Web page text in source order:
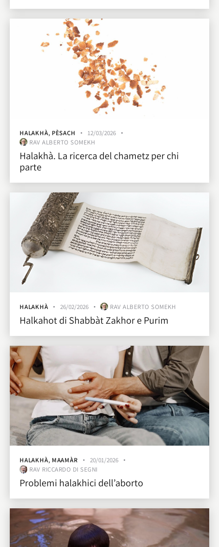
HALAKHÀ, PÈSACH
12/03/2026
RAV ALBERTO SOMEKH
Halakhà. La ricerca del chametz per chi
parte
HALAKHÀ 26/02/2026 RAV ALBERTO SOMEKH
Halkahot di Shabbàt Zakhor e Purim
HALAKHÀ, MAAMÀR
20/01/2026
RAV RICCARDO DI SEGNI
Problemi halakhici dell’aborto